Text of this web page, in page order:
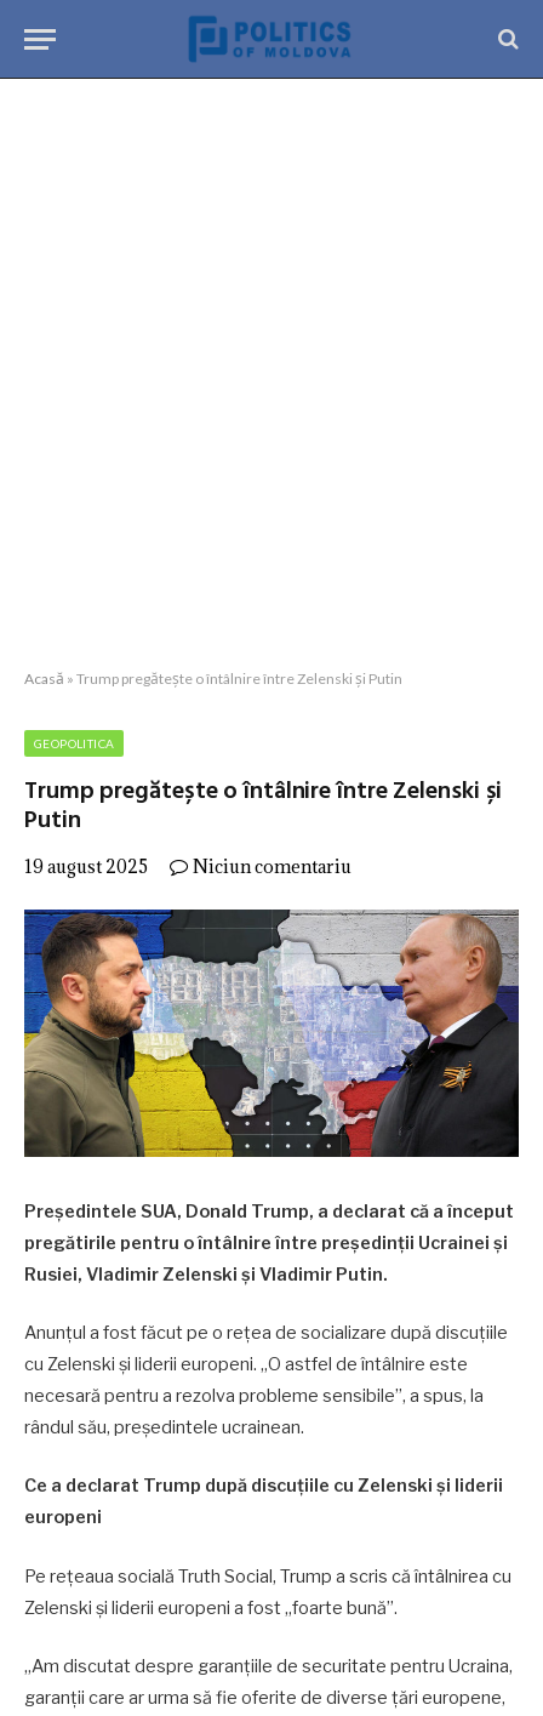
Acasă » Trump pregătește o întâlnire între Zelenski și Putin
GEOPOLITICA
Trump pregătește o întâlnire între Zelenski și
Putin
19 august 2025 Niciun comentariu
Președintele SUA, Donald Trump, a declarat că a început
pregătirile pentru o întâlnire între președinții Ucrainei și
Rusiei, Vladimir Zelenski și Vladimir Putin.
Anunțul a fost făcut pe o rețea de socializare după discuțiile
cu Zelenski și liderii europeni. „O astfel de întâlnire este
necesară pentru a rezolva probleme sensibile”, a spus, la
rândul său, președintele ucrainean.
Ce a declarat Trump după discuțiile cu Zelenski și liderii
europeni
Pe rețeaua socială Truth Social, Trump a scris că întâlnirea cu
Zelenski și liderii europeni a fost „foarte bună”.
„Am discutat despre garanțiile de securitate pentru Ucraina,
garanții care ar urma să fie oferite de diverse țări europene,